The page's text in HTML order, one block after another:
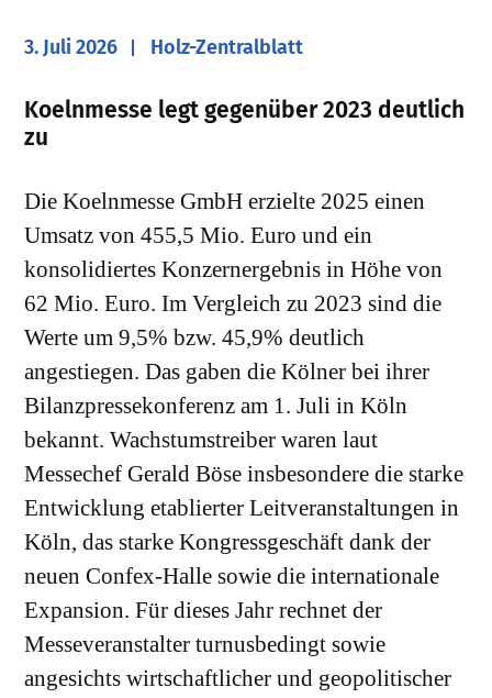
3. Juli 2026 Holz-Zentralblatt
​Koelnmesse legt gegenüber 2023 deutlich
zu
Die Koelnmesse GmbH erzielte 2025 einen
Umsatz von 455,5 Mio. Euro und ein
konsolidiertes Konzernergebnis in Höhe von
62 Mio. Euro. Im Vergleich zu 2023 sind die
Werte um 9,5% bzw. 45,9% deutlich
angestiegen. Das gaben die Kölner bei ihrer
Bilanzpressekonferenz am 1. Juli in Köln
bekannt. Wachstumstreiber waren laut
Messechef Gerald Böse insbesondere die starke
Entwicklung etablierter Leitveranstaltungen in
Köln, das starke Kongressgeschäft dank der
neuen Confex-Halle sowie die internationale
Expansion. Für dieses Jahr rechnet der
Messeveranstalter turnusbedingt sowie
angesichts wirtschaftlicher und geopolitischer